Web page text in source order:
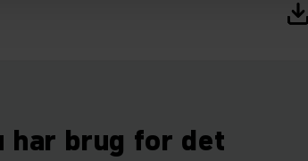
har brug for det